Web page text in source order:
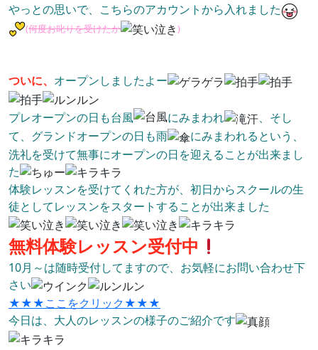
やっとの思いで、こちらのアカウントから入れました
(何度お叱りを受けたか )
ついに、 オープンしましたよー
プレオープンの日も台風 にみまわれ
、そし
て、グランドオープンの日も雨
にみまわれるという、
洗礼を受けて無事にオープンの日を迎えることが出来まし
た
体験レッスンを受けてくれた方が、初日からスクールの生
徒としてレッスンをスタートすることが出来ました
無料体験レッスン受付中
10月～は随時受付してますので、お気軽にお問い合わせ下
さい
★★★ここをクリック★★★
今日は、大人のレッスンの様子のご紹介です